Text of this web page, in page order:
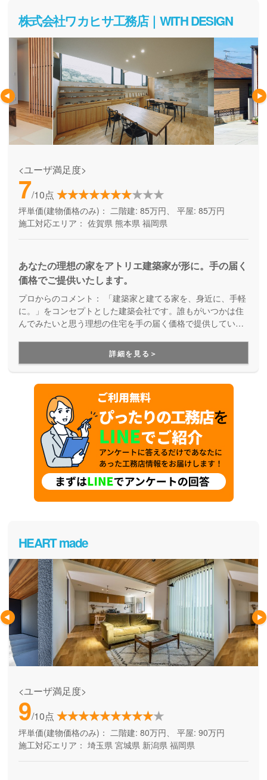
株式会社ワカヒサ工務店｜WITH DESIGN
<ユーザ満足度>
7/10点
坪単価(建物価格のみ)： 二階建: 85万円、 平屋: 85万円
施工対応エリア： 佐賀県 熊本県 福岡県
あなたの理想の家をアトリエ建築家が形に。手の届く
価格でご提供いたします。
プロからのコメント：
「建築家と建てる家を、身近に、手軽
に。」をコンセプトとした建築会社です。誰もがいつかは住
んでみたいと思う理想の住宅を手の届く価格で提供していま
詳細を見る＞
HEART made
<ユーザ満足度>
9/10点
坪単価(建物価格のみ)： 二階建: 80万円、 平屋: 90万円
施工対応エリア： 埼玉県 宮城県 新潟県 福岡県